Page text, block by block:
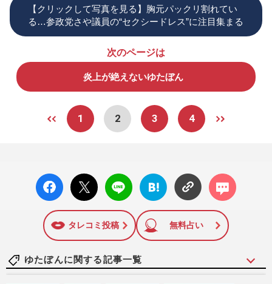
【クリックして写真を見る】胸元パックリ割れてい
る…参政党さや議員の“セクシードレス”に注目集まる
次のページは
炎上が絶えないゆたぼん
1 2 3 4
facebo
ok い
X ポス
ト
LINE
はてな
ブック
に追加
コメン
ト
タレコミ投稿 無料占い
ゆたぼんに関する記事一覧